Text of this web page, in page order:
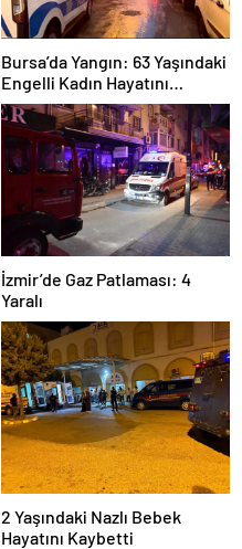
Bursa’da Yangın: 63 Yaşındaki
Engelli Kadın Hayatını
Kaybetti
İzmir’de Gaz Patlaması: 4
Yaralı
2 Yaşındaki Nazlı Bebek
Hayatını Kaybetti